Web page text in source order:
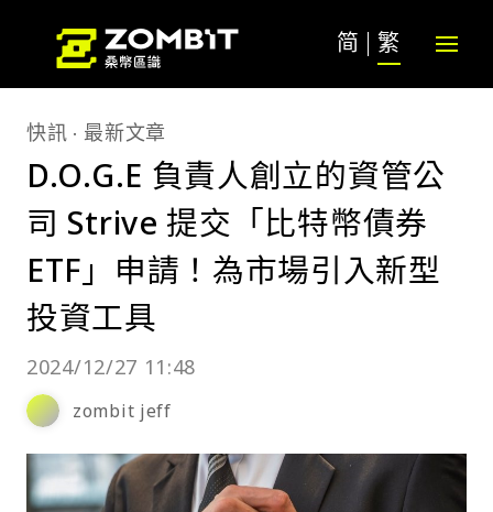
简 繁
快訊 最新文章
D.O.G.E 負責人創立的資管公
司 Strive 提交「比特幣債券
ETF」申請！為市場引入新型
投資工具
2024/12/27 11:48
zombit jeff